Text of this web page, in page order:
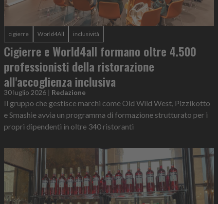
cigierre World4All inclusività
Cigierre e World4all formano oltre 4.500
professionisti della ristorazione
all'accoglienza inclusiva
30 luglio 2026 | Redazione
Il gruppo che gestisce marchi come Old Wild West, Pizzikotto
e Smashie avvia un programma di formazione strutturato per i
propri dipendenti in oltre 340 ristoranti